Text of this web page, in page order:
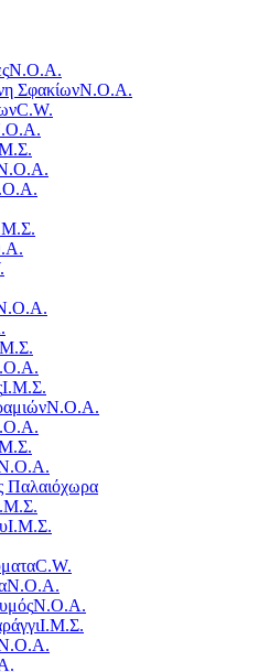
Ν.Ο.Α.
ΣφακίωνΝ.Ο.Α.
C.W.
Ι.Μ.Σ.
Ν.Ο.Α.
Παλαιόχωρα
Ι.Μ.Σ.
C.W.
Ν.Ο.Α.
Ν.Ο.Α.
Ι.Μ.Σ.